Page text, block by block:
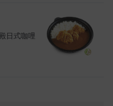
日式咖哩